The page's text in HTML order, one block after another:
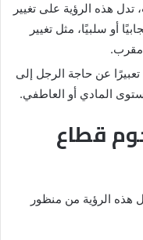
هذه الرؤية على تغيير
أو سلبيًا، مثل تغيير
مقرب.
تعبيرًا عن حاجة الرجل إلى
المادي أو العاطفي.
قطاع
هذه الرؤية من منظور